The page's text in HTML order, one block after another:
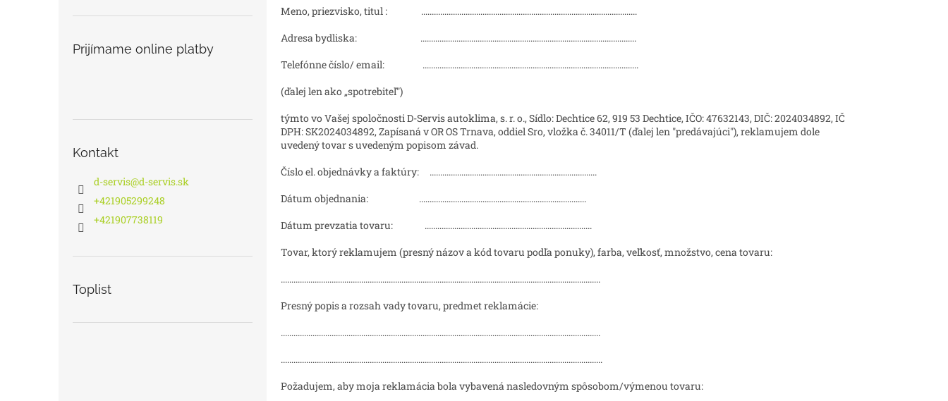
Prijímame online platby
Kontakt
d-servis@d-servis.sk
+421905299248
+421907738119
Toplist
Meno, priezvisko, titul : ......................................................................................................
Adresa bydliska: ......................................................................................................
Telefónne číslo/ email: ......................................................................................................
(ďalej len ako „spotrebiteľ")
týmto vo Vašej spoločnosti D-Servis autoklima, s. r. o., Sídlo: Dechtice 62, 919 53 Dechtice, IČO: 47632143, DIČ: 2024034892, IČ
DPH: SK2024034892, Zapísaná v OR OS Trnava, oddiel Sro, vložka č. 34011/T (ďalej len "predávajúci"), reklamujem dole
uvedený tovar s uvedeným popisom závad.
Číslo el. objednávky a faktúry: ...............................................................................
Dátum objednania: ...............................................................................
Dátum prevzatia tovaru: ...............................................................................
Tovar, ktorý reklamujem (presný názov a kód tovaru podľa ponuky), farba, veľkosť, množstvo, cena tovaru:
.......................................................................................................................................................
Presný popis a rozsah vady tovaru, predmet reklamácie:
.......................................................................................................................................................
........................................................................................................................................................
Požadujem, aby moja reklamácia bola vybavená nasledovným spôsobom/výmenou tovaru: